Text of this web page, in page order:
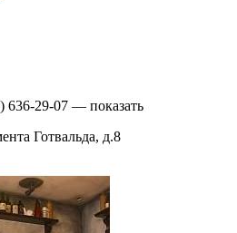
636-29-07 — показать
Готвальда, д.8